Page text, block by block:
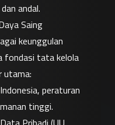
andal.
Saing
keunggulan
fondasi tata kelola
utama:
peraturan
tinggi.